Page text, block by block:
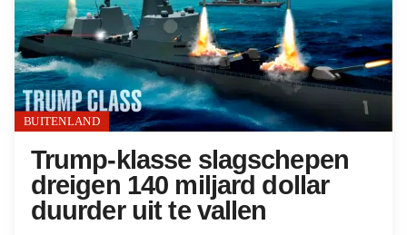
BUITENLAND
Trump-klasse slagschepen
dreigen 140 miljard dollar
duurder uit te vallen